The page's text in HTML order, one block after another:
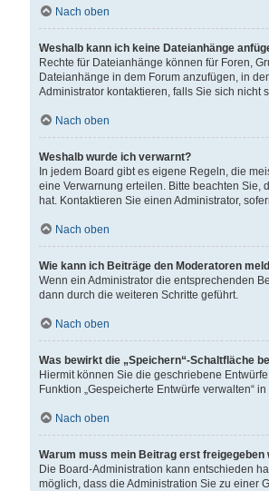
Nach oben
Weshalb kann ich keine Dateianhänge
Rechte für Dateianhänge können für Foren,
Dateianhänge in dem Forum anzufügen, in
Administrator kontaktieren, falls Sie sich
Nach oben
Weshalb wurde ich verwarnt?
In jedem Board gibt es eigene Regeln, die
eine Verwarnung erteilen. Bitte beachten Sie,
hat. Kontaktieren Sie einen Administrator,
Nach oben
Wie kann ich Beiträge den Moderatoren
Wenn ein Administrator die entsprechenden
dann durch die weiteren Schritte geführt.
Nach oben
Was bewirkt die „Speichern“-Schaltfläche
Hiermit können Sie die geschriebene
Funktion „Gespeicherte Entwürfe verwalten“
Nach oben
Warum muss mein Beitrag erst freigegeben
Die Board-Administration kann entschieden
möglich, dass die Administration Sie zu einer